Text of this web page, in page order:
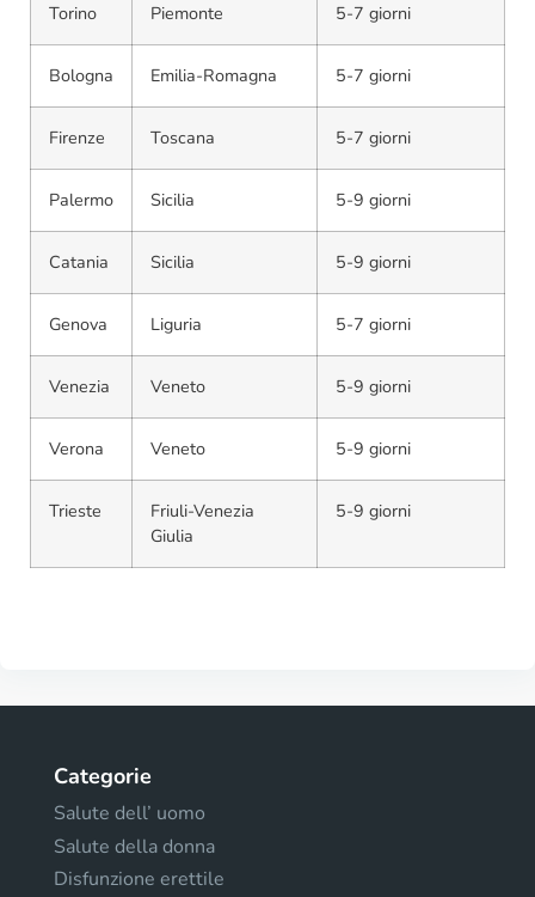
Torino Piemonte 5-7 giorni
Bologna Emilia-Romagna 5-7 giorni
Firenze Toscana 5-7 giorni
Palermo Sicilia 5-9 giorni
Catania Sicilia 5-9 giorni
Genova Liguria 5-7 giorni
Venezia Veneto 5-9 giorni
Verona Veneto 5-9 giorni
Trieste
Friuli-Venezia
Giulia
5-9 giorni
Categorie
Salute dell’ uomo
Salute della donna
Disfunzione erettile